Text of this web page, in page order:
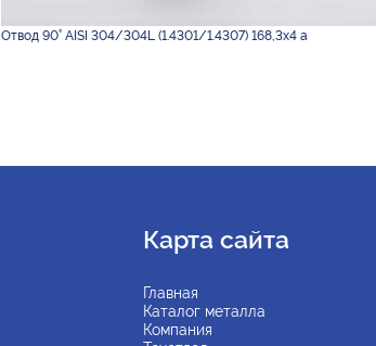
Отвод 90° AISI 304/304L (1.4301/1.4307) 168,3х4 а
Карта сайта
Главная
Каталог металла
Компания